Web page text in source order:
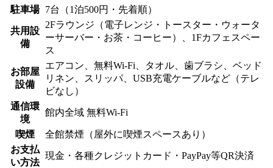
駐車場 7台（1泊500円・先着順）
共用設
備
2Fラウンジ（電子レンジ・トースター・ウォータ
ーサーバー・お茶・コーヒー）、1Fカフェスペー
ス
お部屋
設備
エアコン、無料Wi-Fi、タオル、歯ブラシ、ベッド
リネン、スリッパ、USB充電ケーブルなど（テレ
ビなし）
通信環
境
館内全域 無料Wi-Fi
喫煙
全館禁煙（屋外に喫煙スペースあり）
お支払
い方法
現金・各種クレジットカード・PayPay等QR決済